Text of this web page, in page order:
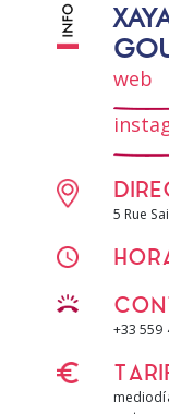
web
5 Rue
+33 559